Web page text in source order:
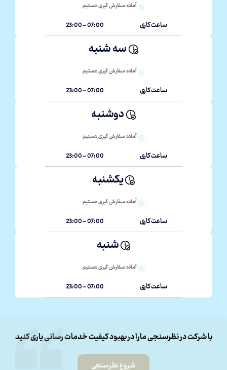
آماده سفارش گیری هستیم
ساعت کاری 07:00 - 23:00
سه شنبه
آماده سفارش گیری هستیم
ساعت کاری 07:00 - 23:00
دوشنبه
آماده سفارش گیری هستیم
ساعت کاری 07:00 - 23:00
یکشنبه
آماده سفارش گیری هستیم
ساعت کاری 07:00 - 23:00
شنبه
آماده سفارش گیری هستیم
ساعت کاری 07:00 - 23:00
با شرکت در نظرسنجی مارا در بهبود کیفیت خدمات رسانی یاری کنید
شروع نظرسنجی